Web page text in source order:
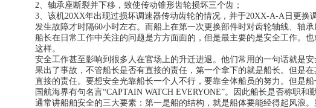
2、轴承座断裂并下移，致使传动锥形齿轮损坏三个齿；
3、该机20XX年出现过损坏调速器传动齿轮的情况，并于20XX-A-A日更
发生故障才时隔60小时左右。而船上在第一次更换部件时对齿轮轴线、轴承
船长在日常工作中关注的问题是方方面面的，但是最主要的是安全工作。
这样。
安全工作甚至影响到很多人在官场上的升迁进退。他们常用的一句话就是
果出了事故，不管船长是否有直接的责任，第一个拿下的就是船长。但是
直接的责任。要想安全光靠船长一个人不行，要靠全体船员的努力。但是
国航海界有句名言“CAPTAIN WATCH EVERYONE”。因此船长是否称职和
通常讲船舶安全的三大要素：第一是船的结构，就是船体要能经得起风浪